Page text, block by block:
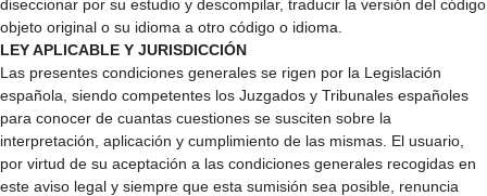
diseccionar por su estudio y descompilar, traducir la versión del código
objeto original o su idioma a otro código o idioma.
LEY APLICABLE Y JURISDICCIÓN
Las presentes condiciones generales se rigen por la Legislación
española, siendo competentes los Juzgados y Tribunales españoles
para conocer de cuantas cuestiones se susciten sobre la
interpretación, aplicación y cumplimiento de las mismas. El usuario,
por virtud de su aceptación a las condiciones generales recogidas en
este aviso legal y siempre que esta sumisión sea posible, renuncia